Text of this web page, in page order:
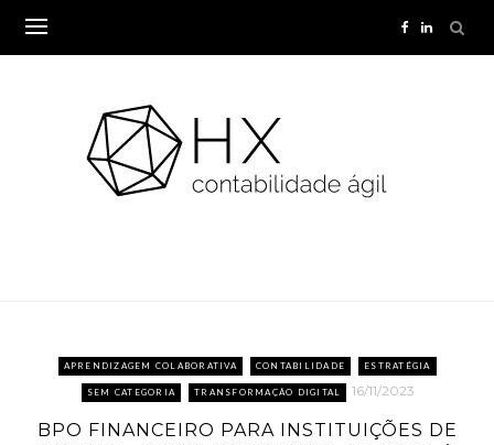
content
APRENDIZAGEM COLABORATIVA CONTABILIDADE ESTRATÉGIA
SEM CATEGORIA TRANSFORMAÇÃO DIGITAL 16/11/2023
BPO FINANCEIRO PARA INSTITUIÇÕES DE